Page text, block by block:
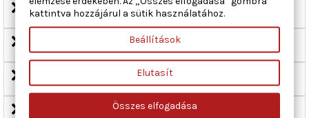
Lánc olaj
másodlagos ragasztó
kattintva hozzájárul a sütik használatához.
Beállítások
Elutasít
Összes elfogadása